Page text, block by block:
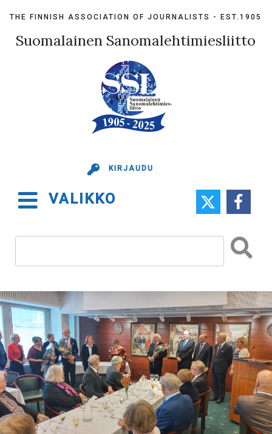
content
THE FINNISH ASSOCIATION OF JOURNALISTS - EST.1905
Suomalainen Sanomalehtimiesliitto
KIRJAUDU
VALIKKO